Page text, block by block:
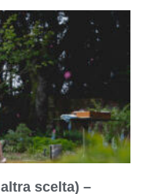
scelta) –